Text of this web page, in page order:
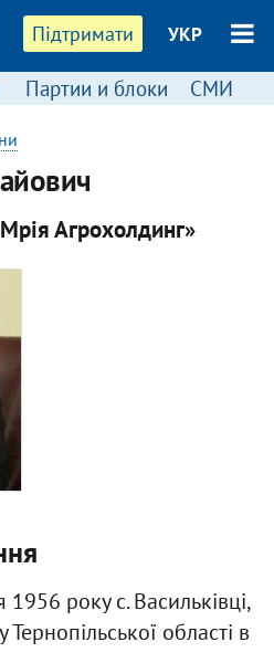
Підтримати УКР
Партии и блоки СМИ
Агрохолдинг»
року с. Васильківці,
області в